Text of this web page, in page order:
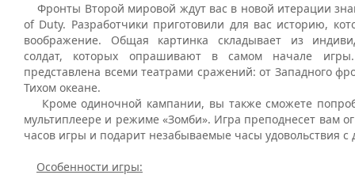
Фронты Второй мировой ждут вас в новой итерации
of Duty. Разработчики приготовили для вас историю,
воображение. Общая картинка складывает из
солдат, которых опрашивают в самом начале
представлена всеми театрами сражений: от Западного
Тихом океане.
Кроме одиночной кампании, вы также сможете
мультиплеере и режиме «Зомби». Игра преподнесет вам
часов игры и подарит незабываемые часы удовольствия с
Особенности игры: